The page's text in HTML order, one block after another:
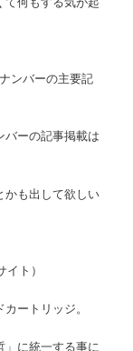
ンバーの主要記
バーの記事掲載は
かも出して欲しい
ト）
ートリッジ。
」に統一する事に